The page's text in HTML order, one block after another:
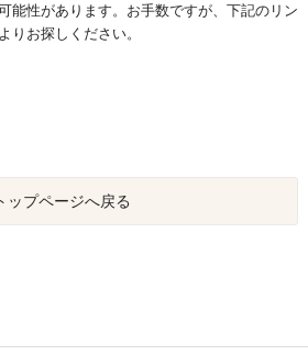
能性があります。お手数ですが、下記のリン
りお探しください。
ップページへ戻る